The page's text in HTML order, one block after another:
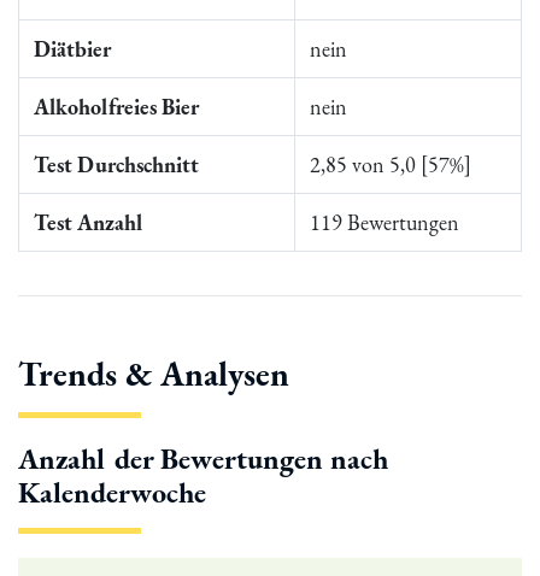
Diätbier nein
Alkoholfreies Bier nein
Test Durchschnitt 2,85 von 5,0 [57%]
Test Anzahl 119 Bewertungen
Trends & Analysen
Anzahl der Bewertungen nach
Kalenderwoche